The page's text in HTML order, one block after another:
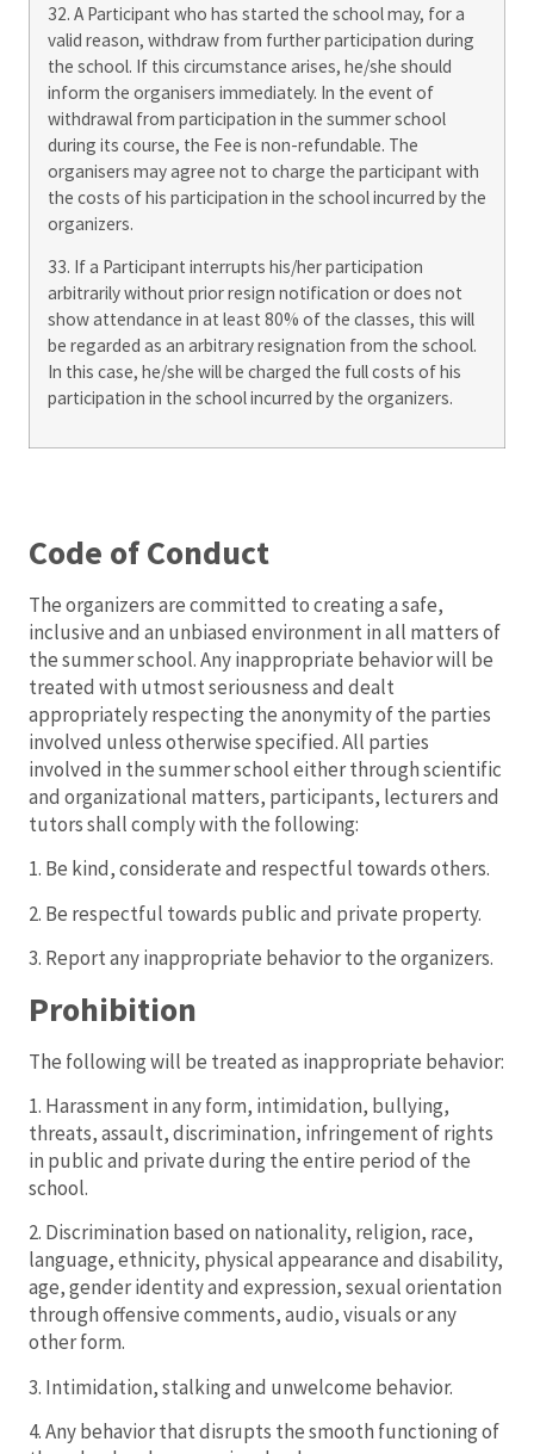
32. A Participant who has started the school may, for a
valid reason, withdraw from further participation during
the school. If this circumstance arises, he/she should
inform the organisers immediately. In the event of
withdrawal from participation in the summer school
during its course, the Fee is non-refundable. The
organisers may agree not to charge the participant with
the costs of his participation in the school incurred by the
organizers.
33. If a Participant interrupts his/her participation
arbitrarily without prior resign notification or does not
show attendance in at least 80% of the classes, this will
be regarded as an arbitrary resignation from the school.
In this case, he/she will be charged the full costs of his
participation in the school incurred by the organizers.
Code of Conduct
The organizers are committed to creating a safe,
inclusive and an unbiased environment in all matters of
the summer school. Any inappropriate behavior will be
treated with utmost seriousness and dealt
appropriately respecting the anonymity of the parties
involved unless otherwise specified. All parties
involved in the summer school either through scientific
and organizational matters, participants, lecturers and
tutors shall comply with the following:
1. Be kind, considerate and respectful towards others.
2. Be respectful towards public and private property.
3. Report any inappropriate behavior to the organizers.
Prohibition
The following will be treated as inappropriate behavior:
1. Harassment in any form, intimidation, bullying,
threats, assault, discrimination, infringement of rights
in public and private during the entire period of the
school.
2. Discrimination based on nationality, religion, race,
language, ethnicity, physical appearance and disability,
age, gender identity and expression, sexual orientation
through offensive comments, audio, visuals or any
other form.
3. Intimidation, stalking and unwelcome behavior.
4. Any behavior that disrupts the smooth functioning of